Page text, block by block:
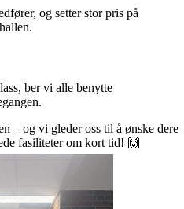
og setter stor pris på
ber vi alle benytte
– og vi gleder oss til å ønske dere
fasiliteter om kort tid! 🙌